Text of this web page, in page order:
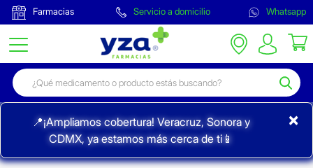
Farmacias Servicio a domicilio Whatsapp
📍¡Ampliamos cobertura! Veracruz, Sonora y
CDMX, ya estamos más cerca de ti📱
×